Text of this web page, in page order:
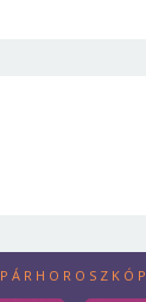
PÁRHOROSZKÓP